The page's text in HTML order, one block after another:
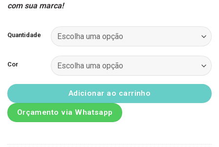
com sua marca!
Quantidade
Cor
Adicionar ao carrinho
Orçamento via Whatsapp